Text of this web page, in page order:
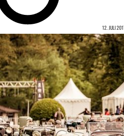
12. JULI